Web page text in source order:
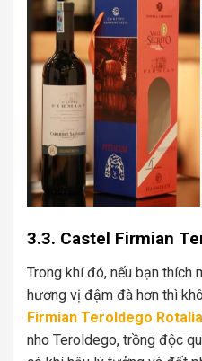
3.3. Castel Firmian
Trong khí đó, nếu bạn thích
hương vị đậm đà hơn thì
Firmian Teroldego
nho Teroldego, trồng độc